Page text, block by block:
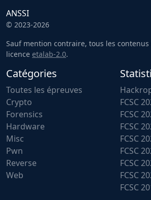
ANSSI
© 2023-2026
Sauf mention contraire, tous les contenus
licence etalab-2.0.
Catégories
Toutes les épreuves
Crypto
Forensics
Hardware
Misc
Pwn
Reverse
Web
FCSC
FCSC
FCSC
FCSC
FCSC
FCSC
FCSC
FCSC